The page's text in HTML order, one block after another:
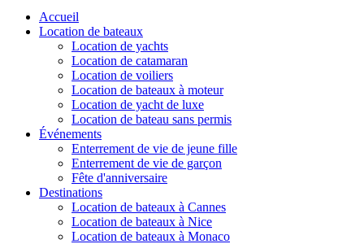
Accueil
Location de bateaux
Location de yachts
Location de catamaran
Location de voiliers
Location de bateaux à moteur
Location de yacht de luxe
Location de bateau sans permis
Événements
Enterrement de vie de jeune fille
Enterrement de vie de garçon
Fête d'anniversaire
Destinations
Location de bateaux à Cannes
Location de bateaux à Nice
Location de bateaux à Monaco